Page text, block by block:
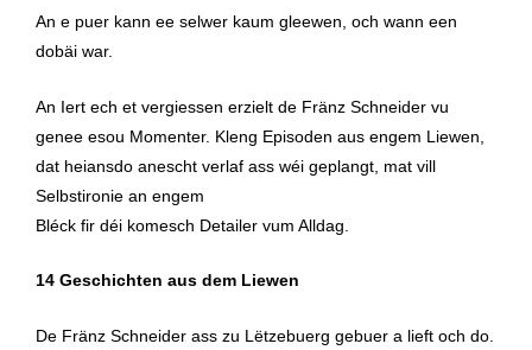
Gléck
Fränz
Schneider
An e puer kann ee selwer kaum gleewen, och wann een
dobäi war.
An Iert ech et vergiessen erzielt de Fränz Schneider vu
genee esou Momenter. Kleng Episoden aus engem Liewen,
dat heiansdo anescht verlaf ass wéi geplangt, mat vill
Selbstironie an engem
Bléck fir déi komesch Detailer vum Alldag.
14 Geschichten aus dem Liewen
De Fränz Schneider ass zu Lëtzebuerg gebuer a lieft och do.